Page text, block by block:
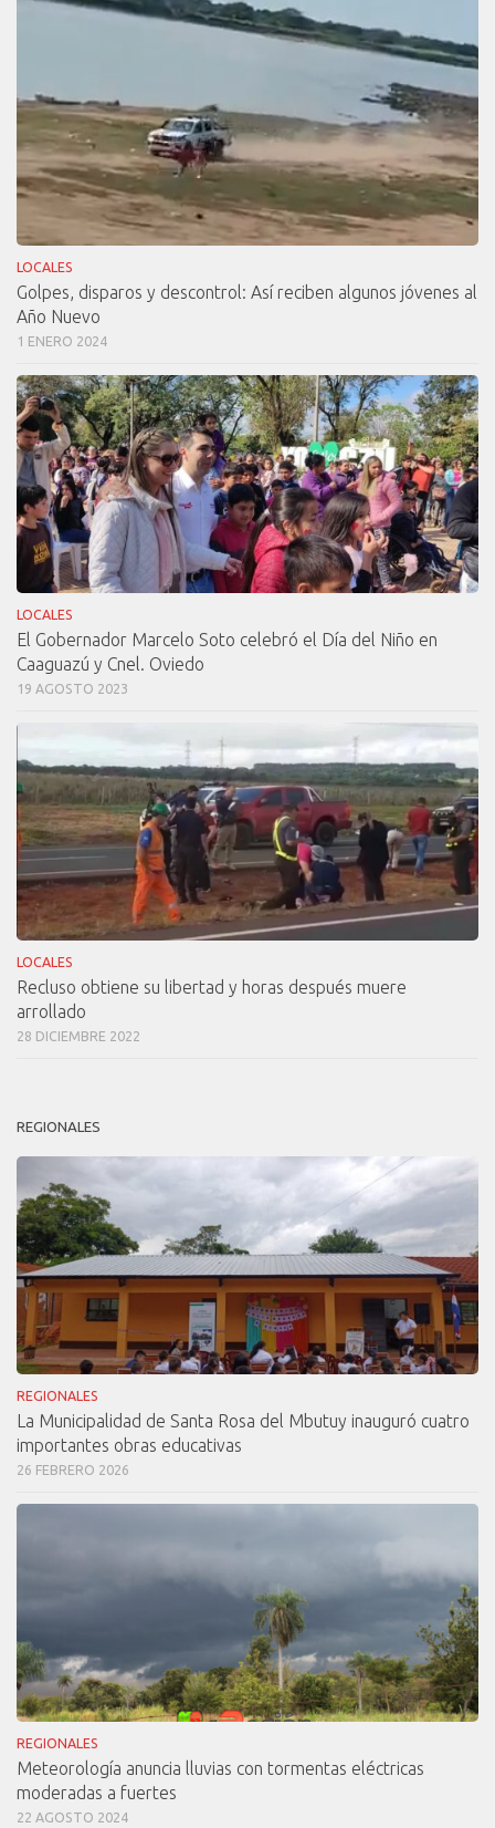
LOCALES
Golpes, disparos y descontrol: Así reciben algunos jóvenes al
Año Nuevo
1 ENERO 2024
LOCALES
El Gobernador Marcelo Soto celebró el Día del Niño en
Caaguazú y Cnel. Oviedo
19 AGOSTO 2023
LOCALES
Recluso obtiene su libertad y horas después muere
arrollado
28 DICIEMBRE 2022
REGIONALES
REGIONALES
La Municipalidad de Santa Rosa del Mbutuy inauguró cuatro
importantes obras educativas
26 FEBRERO 2026
REGIONALES
Meteorología anuncia lluvias con tormentas eléctricas
moderadas a fuertes
22 AGOSTO 2024